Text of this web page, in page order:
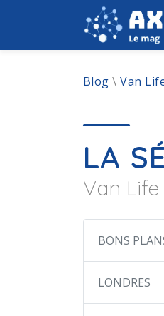
Blog \Van
LA
Van Life
BONS
LONDRES